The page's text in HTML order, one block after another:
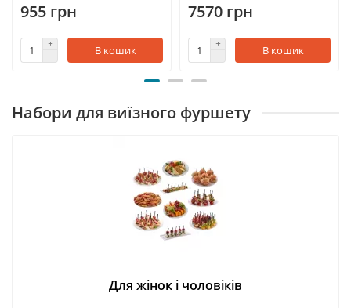
955 грн
В кошик
7570 грн
В кошик
Набори для виїзного фуршету
Для жінок і чоловіків